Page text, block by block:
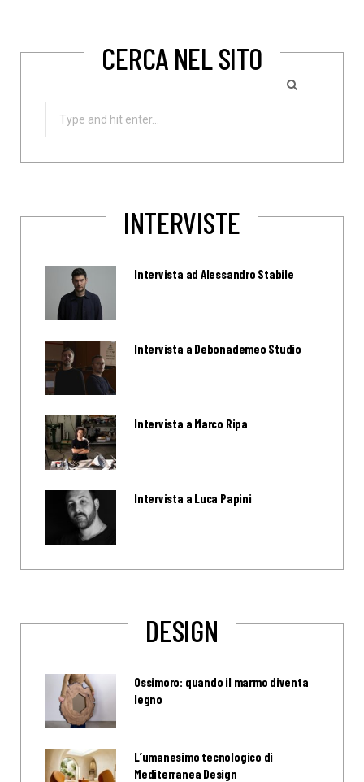
CERCA NEL SITO
INTERVISTE
Intervista ad Alessandro Stabile
Intervista a Debonademeo Studio
Intervista a Marco Ripa
Intervista a Luca Papini
DESIGN
Ossimoro: quando il marmo diventa
legno
L’umanesimo tecnologico di
Mediterranea Design